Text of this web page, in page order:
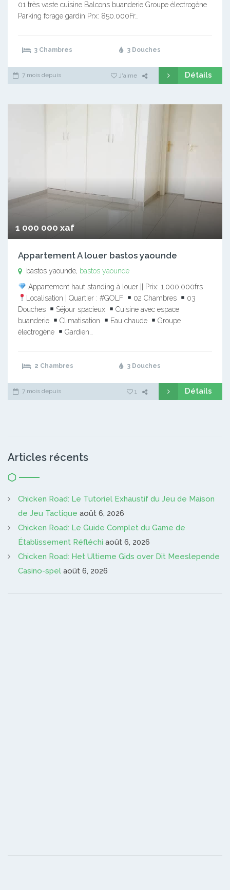
01 très vaste cuisine Balcons buanderie Groupe électrogène
Parking forage gardin Prx: 850.000Fr…
3 Chambres 3 Douches
7 mois depuis J'aime Détails
1 000 000 xaf
Appartement A louer bastos yaounde
bastos yaounde, bastos yaounde
Appartement haut standing à louer || Prix: 1.000.000frs
Localisation | Quartier : #GOLF
02 Chambres
03
Douches
Séjour spacieux
Cuisine avec espace
buanderie
Climatisation Eau chaude
Groupe
électrogène
Gardien…
2 Chambres 3 Douches
7 mois depuis 1 Détails
Articles récents
Chicken Road: Le Tutoriel Exhaustif du Jeu de Maison
de Jeu Tactique août 6, 2026
Chicken Road: Le Guide Complet du Game de
Établissement Réfléchi août 6, 2026
Chicken Road: Het Ultieme Gids over Dit Meeslepende
Casino-spel août 6, 2026